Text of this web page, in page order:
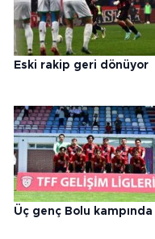
Eski rakip geri dönüyor
Üç genç Bolu kampında